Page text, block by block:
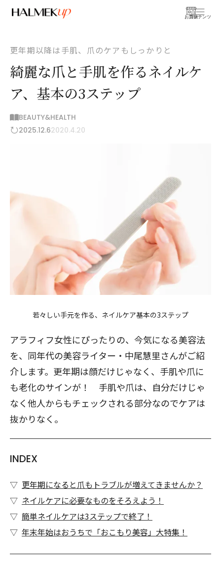
お買物
コンテンツ
更年期以降は手肌、爪のケアもしっかりと
綺麗な爪と手肌を作るネイルケ
ア、基本の3ステップ
BEAUTY&HEALTH
2025.12.62020.4.20
若々しい手元を作る、ネイルケア基本の3ステップ
アラフィフ女性にぴったりの、今気になる美容法
を、同年代の美容ライター・中尾慧里さんがご紹
介します。更年期は顔だけじゃなく、手肌や爪に
も老化のサインが！ 手肌や爪は、自分だけじゃ
なく他人からもチェックされる部分なのでケアは
抜かりなく。
INDEX
更年期になると爪もトラブルが増えてきませんか？
ネイルケアに必要なものをそろえよう！
簡単ネイルケアは3ステップで終了！
年末年始はおうちで「おこもり美容」大特集！